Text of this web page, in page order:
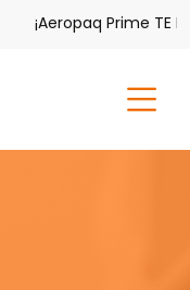
¡Aeropaq Prime TE DA